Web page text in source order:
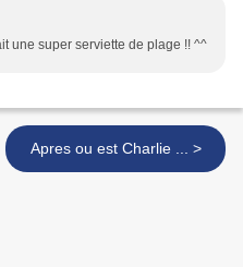
une super serviette de plage !! ^^
Apres ou est Charlie ... >